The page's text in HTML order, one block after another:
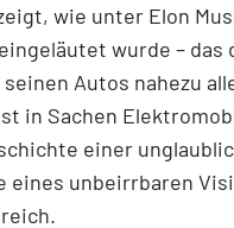
wie unter Elon
wurde –
Autos nahezu
in Sachen
einer
eines unbeirrbaren